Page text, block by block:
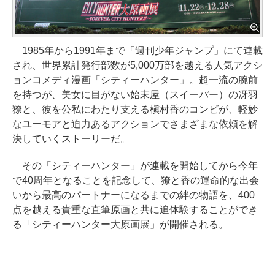
1985年から1991年まで「週刊少年ジャンプ」にて連載
され、世界累計発行部数が5,000万部を越える人気アクシ
ョンコメディ漫画「シティーハンター」。超一流の腕前
を持つが、美女に目がない始末屋（スイーパー）の冴羽
獠と、彼を公私にわたり支える槇村香のコンビが、軽妙
なユーモアと迫力あるアクションでさまざまな依頼を解
決していくストーリーだ。
その「シティーハンター」が連載を開始してから今年
で40周年となることを記念して、獠と香の運命的な出会
いから最高のパートナーになるまでの絆の物語を、400
点を越える貴重な直筆原画と共に追体験することができ
る「シティーハンター大原画展」が開催される。